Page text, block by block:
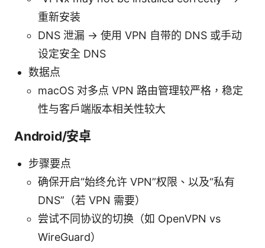
重新安装
DNS 泄漏 -> 使用 VPN 自带的 DNS 或手动
设定安全 DNS
数据点
macOS 对多点 VPN 路由管理较严格，稳定
性与客户端版本相关性较大
Android/安卓
步骤要点
确保开启“始终允许 VPN”权限、以及“私有
DNS”（若 VPN 需要）
尝试不同协议的切换（如 OpenVPN vs
WireGuard）